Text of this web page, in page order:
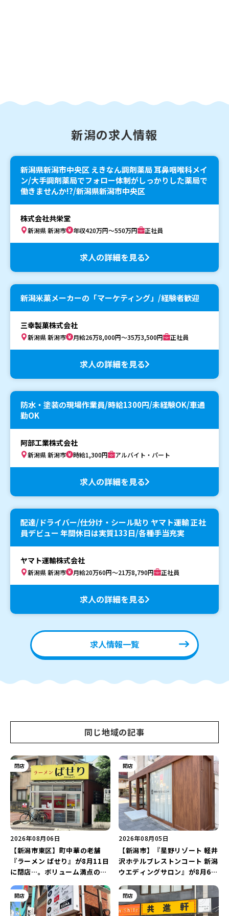
新潟の求人情報
新潟県新潟市中央区 えきなん調剤薬局 耳鼻咽喉科メイ
ン/大手調剤薬局でフォロー体制がしっかりした薬局で
働きませんか!?/新潟県新潟市中央区
株式会社共栄堂
新潟県 新潟市 年収420万円～550万円 正社員
求人の詳細を見る
新潟米菓メーカーの「マーケティング」/経験者歓迎
三幸製菓株式会社
新潟県 新潟市 月給26万8,000円～35万3,500円 正社員
求人の詳細を見る
防水・塗装の現場作業員/時給1300円/未経験OK/車通
勤OK
阿部工業株式会社
新潟県 新潟市 時給1,300円 アルバイト・パート
求人の詳細を見る
配達/ドライバー/仕分け・シール貼り ヤマト運輸 正社
員デビュー 年間休日は実質133日/各種手当充実
ヤマト運輸株式会社
新潟県 新潟市 月給20万60円～21万8,790円 正社員
求人の詳細を見る
求人情報一覧
同じ地域の記事
閉店
2026年08月06日
【新潟市東区】町中華の老舗
『ラーメン ぱせり』が8月11日
に閉店…。ボリューム満点の名
開店
2026年08月05日
【新潟市】『星野リゾート 軽井
沢ホテルブレストンコート 新潟
ウエディングサロン』が8月6日
グを万代で相談しよう♪
開店 閉店